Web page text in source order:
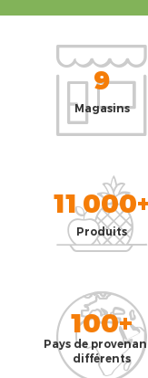
9
Magasins
11
Produits
100+
Pays de
différents